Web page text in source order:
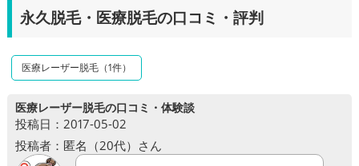
永久脱毛・医療脱毛の口コミ・評判
医療レーザー脱毛（1件）
医療レーザー脱毛の口コミ・体験談
投稿日：2017-05-02
投稿者：匿名（20代）さん